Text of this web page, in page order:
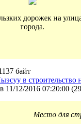
дорожек на
города.
байт
в строительство
в 11/12/2016 07:20:00 (
Место для